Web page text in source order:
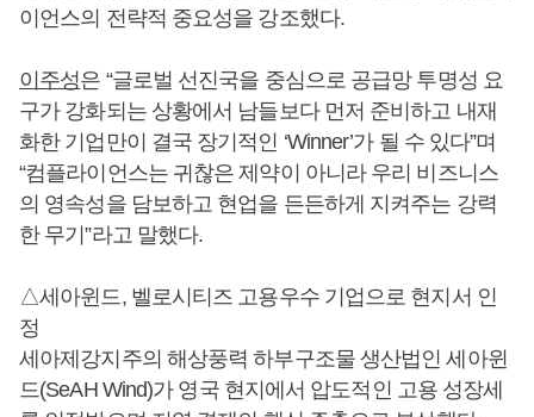
이언스의 전략적 중요성을 강조했다.
이주성은 “글로벌 선진국을 중심으로 공급망 투명성 요
구가 강화되는 상황에서 남들보다 먼저 준비하고 내재
화한 기업만이 결국 장기적인 ‘Winner’가 될 수 있다”며
“컴플라이언스는 귀찮은 제약이 아니라 우리 비즈니스
의 영속성을 담보하고 현업을 든든하게 지켜주는 강력
한 무기”라고 말했다.
△세아윈드, 벨로시티즈 고용우수 기업으로 현지서 인
정
세아제강지주의 해상풍력 하부구조물 생산법인 세아윈
드(SeAH Wind)가 영국 현지에서 압도적인 고용 성장세